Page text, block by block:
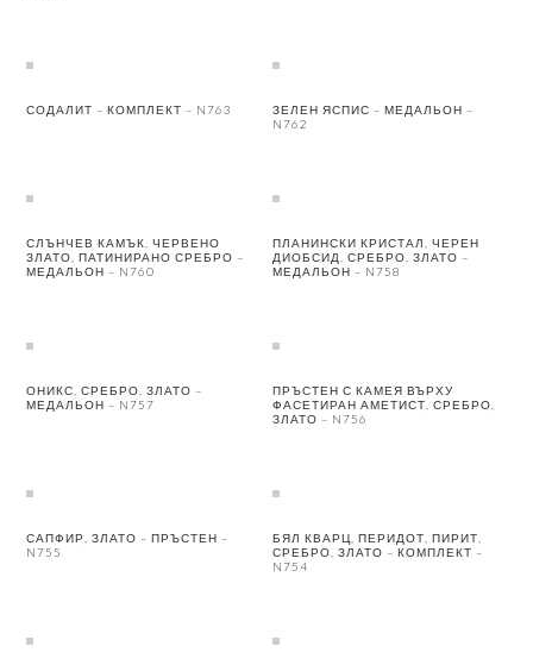
СОДАЛИТ – КОМПЛЕКТ – N763
ЗЕЛЕН ЯСПИС – МЕДАЛЬОН –
N762
СЛЪНЧЕВ КАМЪК, ЧЕРВЕНО
ЗЛАТО, ПАТИНИРАНО СРЕБРО –
МЕДАЛЬОН – N760
ПЛАНИНСКИ КРИСТАЛ, ЧЕРЕН
ДИОБСИД, СРЕБРО, ЗЛАТО –
МЕДАЛЬОН – N758
ОНИКС, СРЕБРО, ЗЛАТО –
МЕДАЛЬОН – N757
ПРЪСТЕН С КАМЕЯ ВЪРХУ
ФАСЕТИРАН АМЕТИСТ, СРЕБРО,
ЗЛАТО – N756
САПФИР, ЗЛАТО – ПРЪСТЕН –
N755
БЯЛ КВАРЦ, ПЕРИДОТ, ПИРИТ,
СРЕБРО, ЗЛАТО – КОМПЛЕКТ –
N754